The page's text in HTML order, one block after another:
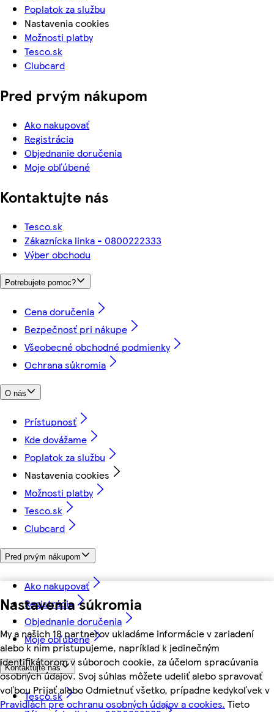
Nastavenia súkromia
My a našich 18 partnerov ukladáme informácie v zariadení
alebo k nim pristupujeme, napríklad k jedinečným
identifikátorom v súboroch cookie, za účelom spracúvania
osobných údajov. Svoj súhlas môžete udeliť alebo spravovať
voľbou Prijať alebo Odmietnuť všetko, prípadne kedykoľvek v
Pravidlách pre ochranu osobných údajov a cookies. Tieto
Poplatok za službu
Nastavenia cookies
Možnosti platby
Tesco.sk
Clubcard
Pred prvým nákupom
Ako nakupovať
Registrácia
Objednanie doručenia
Moje obľúbené
Kontaktujte nás
Tesco.sk
Zákaznícka linka - 0800222333
Výber obchodu
Potrebujete pomoc?
Cena doručenia
Bezpečnosť pri nákupe
Všeobecné obchodné podmienky
Ochrana súkromia
O nás
Prístupnosť
Kde dovážame
Poplatok za službu
Nastavenia cookies
Možnosti platby
Tesco.sk
Clubcard
Pred prvým nákupom
Ako nakupovať
Registrácia
Objednanie doručenia
Moje obľúbené
Kontaktujte nás
Tesco.sk